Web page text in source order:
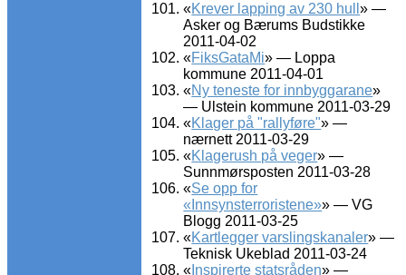
«Krever lapping av 230 hull» —
Asker og Bærums Budstikke
2011-04-02
«FiksGataMi» — Loppa
kommune 2011-04-01
«Ny teneste for innbyggarane»
— Ulstein kommune 2011-03-29
«Klager på "rallyføre"» —
nærnett 2011-03-29
«Klagerush på veger» —
Sunnmørsposten 2011-03-28
«Se opp for
«Innsynsterroristene»» — VG
Blogg 2011-03-25
«Kartlegger varslingskanaler» —
Teknisk Ukeblad 2011-03-24
« Inspirerte statsråden» —